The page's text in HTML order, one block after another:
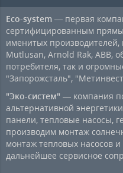
Eco-system — первая
сертифицированным
именитых производителей,
Mutlusan, Arnold Rak, ABB,
потребителя, так и
"Запорожсталь",
"Эко-систем" — компания
альтернативной
панели, тепловые насосы,
производим монтаж
монтаж тепловых насосов
дальнейшее сервисное